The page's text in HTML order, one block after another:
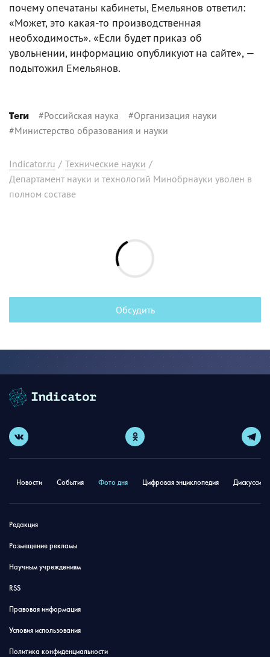
почему опечатаны кабинеты, Емельянов ответил:
«Может, это какая-то производственная
необходимость». «Если будет приказ об
увольнении, информацию опубликуют на сайте», —
подытожил Емельянов.
Теги #Российская наука #Организация науки
#Министерство образования и науки
Indicator.ru / Технические науки /
Департамент науки и технологий Минобрнауки уволен в
полном составе
Обсудить
Новости События Фото дня Цифровая энциклопедия
Редакция
Размещение рекламы
Научным учреждениям
RSS
Правовая информация
Условия использования
Политика конфиденциальности